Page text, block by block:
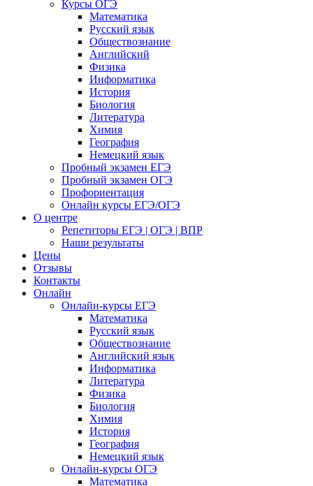
Курсы ОГЭ
Математика
Русский язык
Обществознание
Английский
Физика
Информатика
История
Биология
Литература
Химия
География
Немецкий язык
Пробный экзамен ЕГЭ
Пробный экзамен ОГЭ
Профориентация
Онлайн курсы ЕГЭ/ОГЭ
О центре
Репетиторы ЕГЭ | ОГЭ | ВПР
Наши результаты
Цены
Отзывы
Контакты
Онлайн
Онлайн-курсы ЕГЭ
Математика
Русский язык
Обществознание
Английский язык
Информатика
Литература
Физика
Биология
Химия
История
География
Немецкий язык
Онлайн-курсы ОГЭ
Математика